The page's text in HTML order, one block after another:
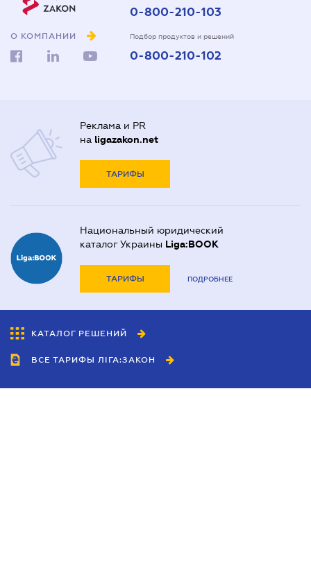
О КОМПАНИИ
0-800-210-103
Подбор продуктов и решений
0-800-210-102
Реклама и PR
на ligazakon.net
ТАРИФЫ
Национальный юридический
каталог Украины Liga:BOOK
ТАРИФЫ ПОДРОБНЕЕ
КАТАЛОГ РЕШЕНИЙ
ВСЕ ТАРИФЫ ЛІГА:ЗАКОН